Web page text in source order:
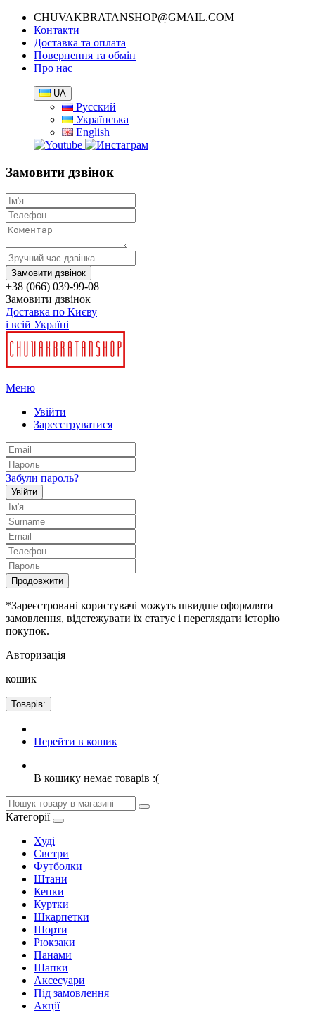
CHUVAKBRATANSHOP@GMAIL.COM
Контакти
Доставка та оплата
Повернення та обмін
Про нас
UA
Русский
Українська
English
Замовити дзвінок
+38 (066) 039-99-08
Замовити дзвінок
Доставка по Києву
і всій Україні
Меню
Увійти
Зареєструватися
Забули пароль?
Увійти
Продовжити
*Зареєстровані користувачі можуть швидше оформляти
замовлення, відстежувати їх статус і переглядати історію
покупок.
Авторизація
кошик
Товарів:
Перейти в кошик
В кошику немає товарів :(
Категорії
Худі
Светри
Футболки
Штани
Кепки
Куртки
Шкарпетки
Шорти
Рюкзаки
Панами
Шапки
Аксесуари
Під замовлення
Акції